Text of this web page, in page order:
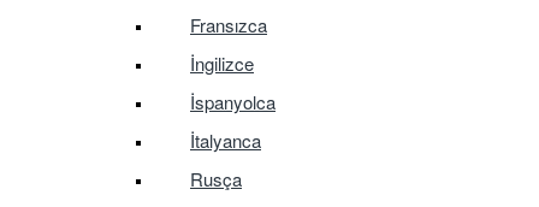
Fransızca
İngilizce
İspanyolca
İtalyanca
Rusça